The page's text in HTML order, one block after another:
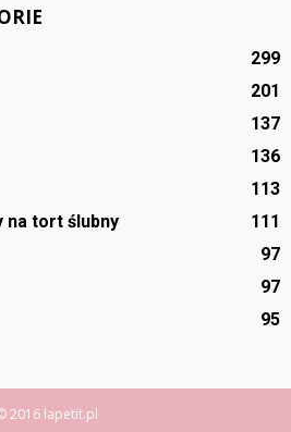
299
201
137
136
113
na tort ślubny
111
97
97
95
2016 lapetit.pl